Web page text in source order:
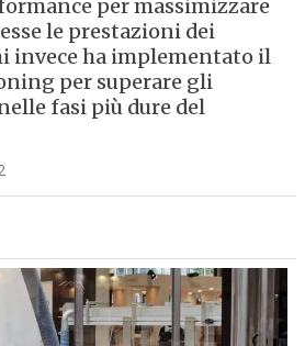
per massimizzare
le prestazioni dei
invece ha implementato il
per superare gli
fasi più dure del